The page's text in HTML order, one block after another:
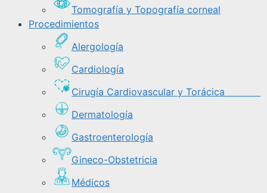
Tomografía y Topografía corneal
Procedimientos
Alergología
Cardiología
Cirugía Cardiovascular y Torácica
Dermatología
Gastroenterología
Gineco-Obstetricia
Médicos